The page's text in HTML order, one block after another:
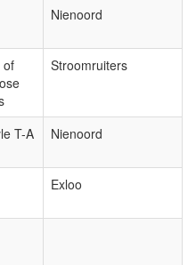
Nienoord
of
Stroomruiters
T-A Nienoord
Exloo